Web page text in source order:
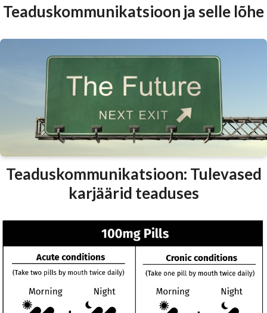
Teaduskommunikatsioon ja selle lõhe
Teaduskommunikatsioon: Tulevased
karjäärid teaduses